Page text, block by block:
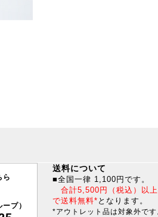
ら
プ）
送料について
■全国一律 1,100円です。
合計5,500円（税込）以
で送料無料* となります。
*アウトレット品は対象外です